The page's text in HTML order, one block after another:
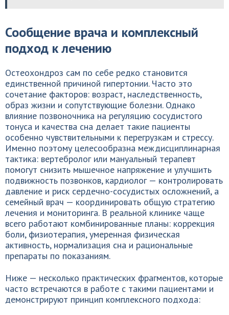
Сообщение врача и комплексный
подход к лечению
Остеохондроз сам по себе редко становится
единственной причиной гипертонии. Часто это
сочетание факторов: возраст, наследственность,
образ жизни и сопутствующие болезни. Однако
влияние позвоночника на регуляцию сосудистого
тонуса и качества сна делает такие пациенты
особенно чувствительными к перегрузкам и стрессу.
Именно поэтому целесообразна междисциплинарная
тактика: вертебролог или мануальный терапевт
помогут снизить мышечное напряжение и улучшить
подвижность позвонков, кардиолог — контролировать
давление и риск сердечно-сосудистых осложнений, а
семейный врач — координировать общую стратегию
лечения и мониторинга. В реальной клинике чаще
всего работают комбинированные планы: коррекция
боли, физиотерапия, умеренная физическая
активность, нормализация сна и рациональные
препараты по показаниям.
Ниже — несколько практических фрагментов, которые
часто встречаются в работе с такими пациентами и
демонстрируют принцип комплексного подхода: